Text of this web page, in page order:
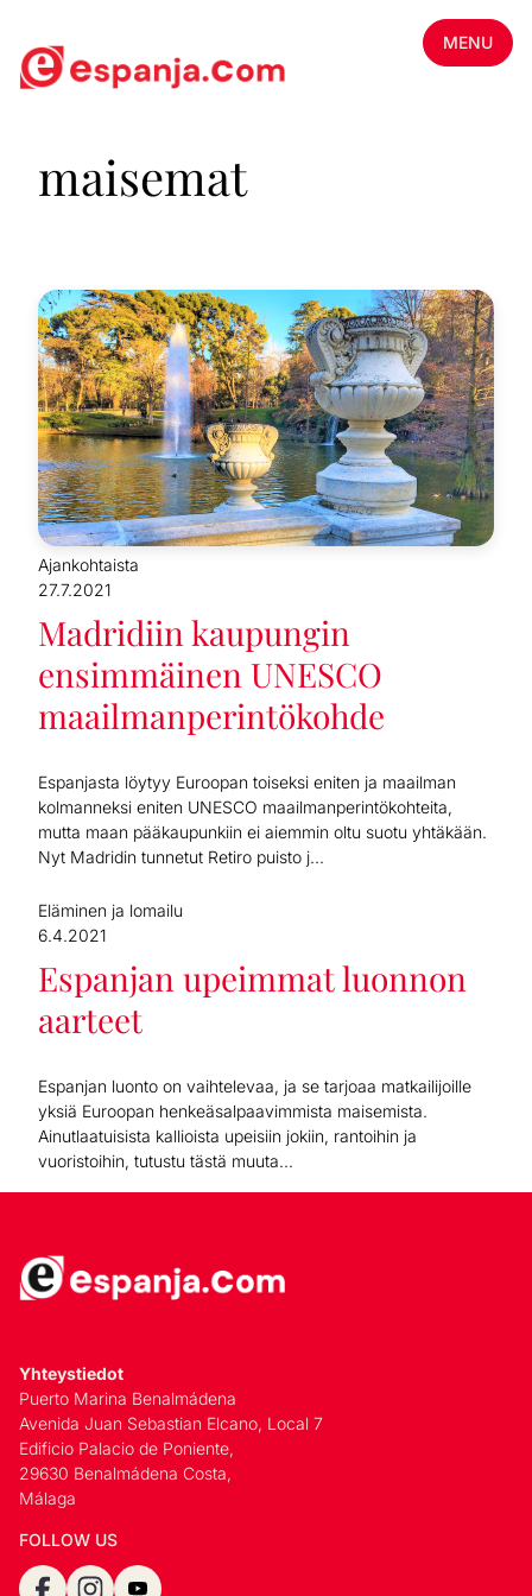
MENU
maisemat
Ajankohtaista
27.7.2021
Madridiin kaupungin
ensimmäinen UNESCO
maailmanperintökohde
Espanjasta löytyy Euroopan toiseksi eniten ja maailman
kolmanneksi eniten UNESCO maailmanperintökohteita,
mutta maan pääkaupunkiin ei aiemmin oltu suotu yhtäkään.
Nyt Madridin tunnetut Retiro puisto j...
Eläminen ja lomailu
6.4.2021
Espanjan upeimmat luonnon
aarteet
Espanjan luonto on vaihtelevaa, ja se tarjoaa matkailijoille
yksiä Euroopan henkeäsalpaavimmista maisemista.
Ainutlaatuisista kallioista upeisiin jokiin, rantoihin ja
vuoristoihin, tutustu tästä muuta...
Yhteystiedot
Puerto Marina Benalmádena
Avenida Juan Sebastian Elcano, Local 7
Edificio Palacio de Poniente,
29630 Benalmádena Costa,
Málaga
FOLLOW US